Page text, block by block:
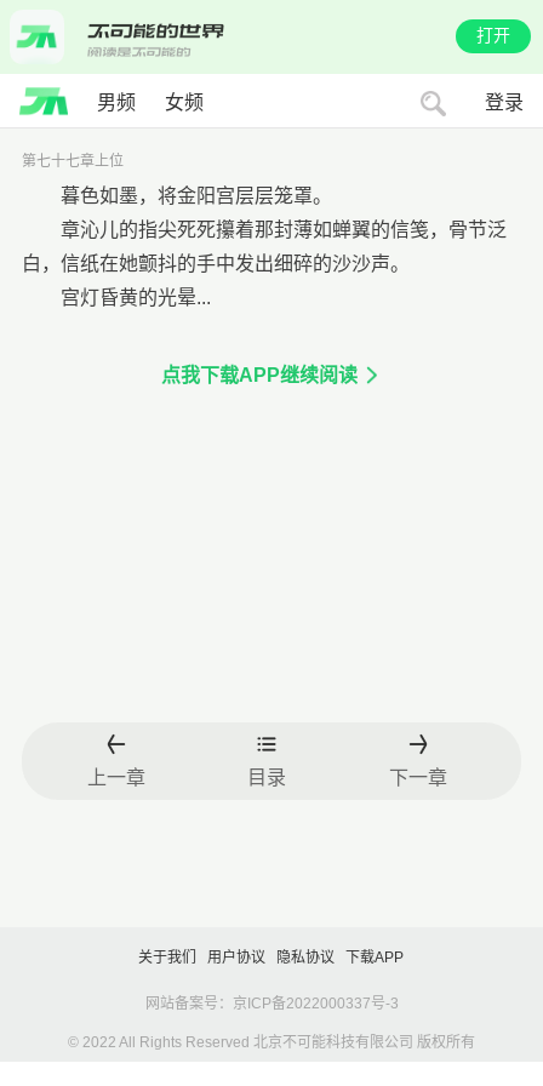
打开
男频 女频 登录
第七十七章上位
暮色如墨，将金阳宫层层笼罩。
章沁儿的指尖死死攥着那封薄如蝉翼的信笺，骨节泛
白，信纸在她颤抖的手中发出细碎的沙沙声。
宫灯昏黄的光晕...
点我下载APP继续阅读
上一章 目录 下一章
关于我们 用户协议 隐私协议 下载APP
网站备案号：京ICP备2022000337号-3
© 2022 All Rights Reserved 北京不可能科技有限公司 版权所有